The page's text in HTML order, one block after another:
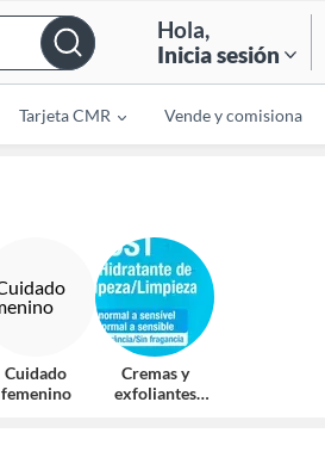
Hola,
Inicia sesión
Tarjeta CMR Vende y comisiona
Cuidado
femenino
Cremas y
exfoliantes